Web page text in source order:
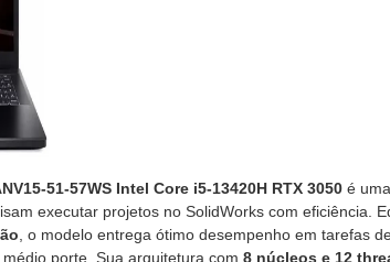
51-57WS Intel Core i5-13420H RTX 3050 é
executar projetos no SolidWorks com eficiência.
, o modelo entrega ótimo desempenho em tarefas
porte. Sua arquitetura com 8 núcleos e 12